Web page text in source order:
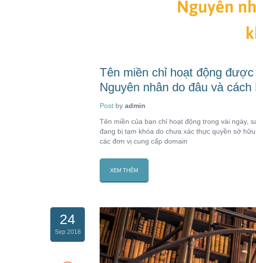
Tên miền chỉ hoạt động
Nguyên nhân do đâu và cách
Post by admin
Tên miền của bạn chỉ hoạt động trong vài ngày,
đang bị tạm khóa do chưa xác thực quyền sở
các đơn vị cung cấp domain
XEM THÊM
24
Sep 2018